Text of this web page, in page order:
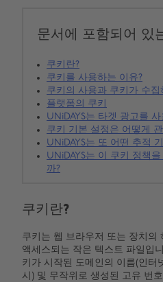
문서에 포함되어 있
쿠키란?
쿠키를 사용하는 이유?
쿠키의 사용과 쿠키가 수집
플랫폼의 쿠키
UNiDAYS는 타겟 광고를
쿠키 기본 설정은 어떻게
UNiDAYS는 또 어떤 추적
UNiDAYS는 이 쿠키 정책
까?
쿠키란?
쿠키는 웹 브라우저 또는 장치의
액세스되는 작은 텍스트 파일입
키가 시작된 도메인의 이름(인터
시) 및 무작위로 생성된 고유 번